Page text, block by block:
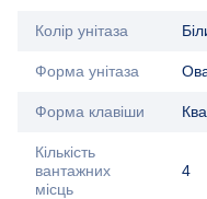
Колір унітаза
Форма унітаза
Форма клавіши
Кількість
вантажних
місць
4